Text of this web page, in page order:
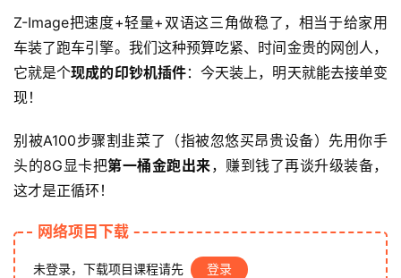
Z-Image把速度+轻量+双语这三角做稳了，相当于给家用
车装了跑车引擎。我们这种预算吃紧、时间金贵的网创人，
它就是个现成的印钞机插件：今天装上，明天就能去接单变
现！
别被A100步骤割韭菜了（指被忽悠买昂贵设备）先用你手
头的8G显卡把第一桶金跑出来，赚到钱了再谈升级装备，
这才是正循环！
网络项目下载
未登录，下载项目课程请先 登录